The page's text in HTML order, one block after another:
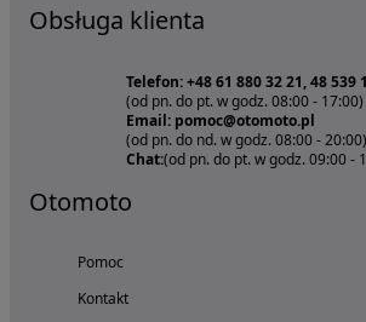
Obsługa klienta
Telefon: +48 61 880 32 21, 48 539
(od pn. do pt. w godz. 08:00 - 17:00)
Email: pomoc@otomoto.pl
(od pn. do nd. w godz. 08:00 - 20:00)
Chat:(od pn. do pt. w godz. 09:00 -
Otomoto
Pomoc
Kontakt